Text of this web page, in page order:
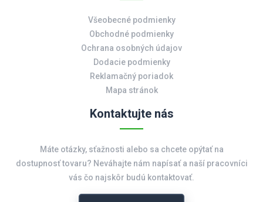
Všeobecné podmienky
Obchodné podmienky
Ochrana osobných údajov
Dodacie podmienky
Reklamačný poriadok
Mapa stránok
Kontaktujte nás
Máte otázky, sťažnosti alebo sa chcete opýtať na
dostupnosť tovaru? Neváhajte nám napísať a naší pracovníci
vás čo najskôr budú kontaktovať.